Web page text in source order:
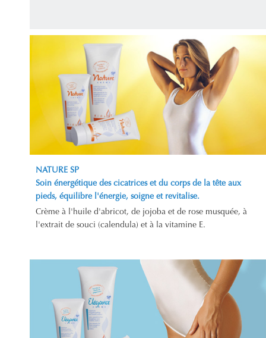
NATURE SP
Soin énergétique des cicatrices et du corps de la tête aux
pieds, équilibre l'énergie, soigne et revitalise.
Crème à l'huile d'abricot, de jojoba et de rose musquée, à
l'extrait de souci (calendula) et à la vitamine E.